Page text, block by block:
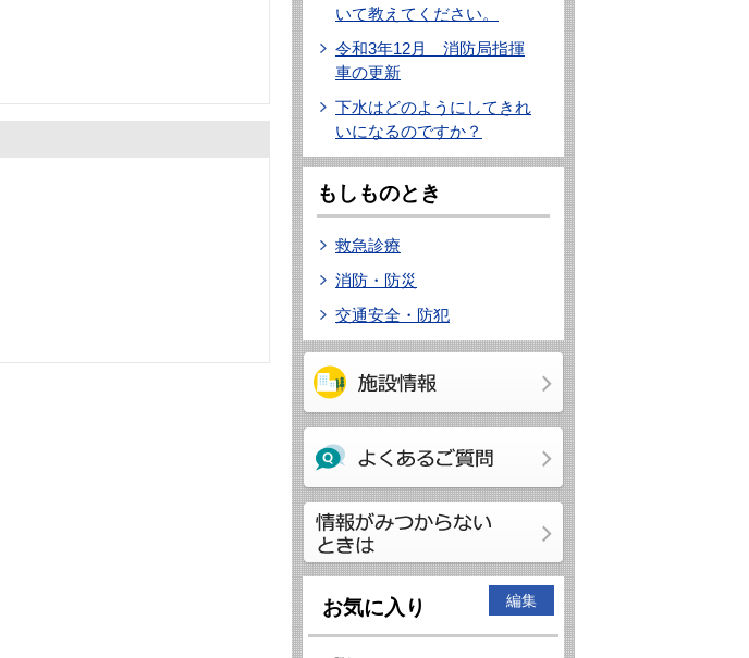
いて教えてください。
令和3年12月 消防局指揮
車の更新
下水はどのようにしてきれ
いになるのですか？
もしものとき
救急診療
消防・防災
交通安全・防犯
お気に入り 編集